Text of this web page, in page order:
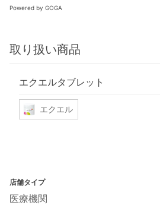
Powered by GOGA
取り扱い商品
エクエルタブレット
エクエル
店舗タイプ
医療機関